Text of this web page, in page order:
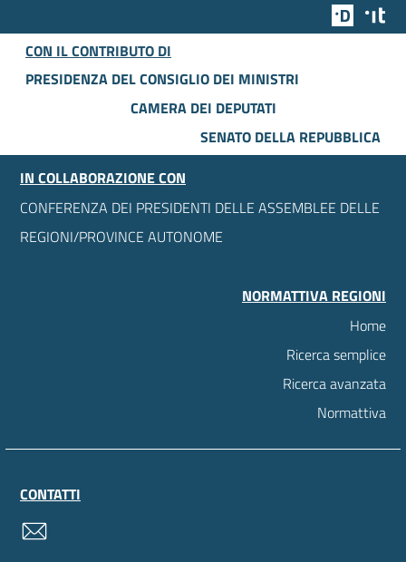
Team
CON IL CONTRIBUTO DI
PRESIDENZA DEL CONSIGLIO DEI MINISTRI
CAMERA DEI DEPUTATI
SENATO DELLA REPUBBLICA
IN COLLABORAZIONE CON
CONFERENZA DEI PRESIDENTI DELLE ASSEMBLEE DELLE
REGIONI/PROVINCE AUTONOME
NORMATTIVA REGIONI
Home
Ricerca semplice
Ricerca avanzata
Normattiva
CONTATTI